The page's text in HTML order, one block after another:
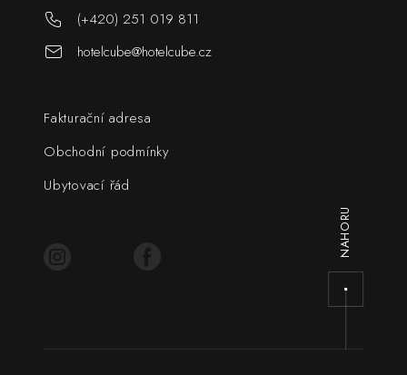
(+420) 251 019 811
hotelcube@hotelcube.cz
Fakturační adresa
Obchodní podmínky
Ubytovací řád
NAHORU